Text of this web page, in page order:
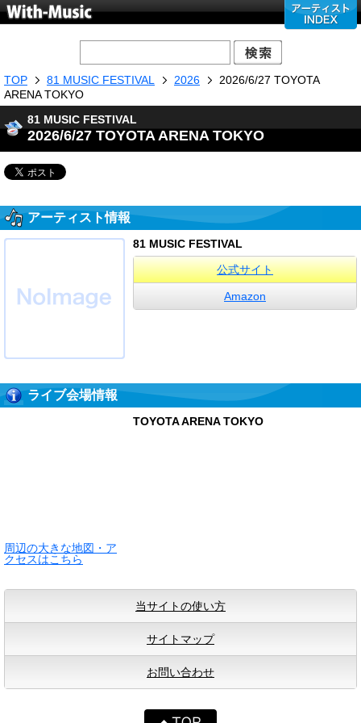
TOP 81 MUSIC FESTIVAL 2026
2026/6/27 TOYOTA
ARENA TOKYO
81 MUSIC FESTIVAL
2026/6/27 TOYOTA ARENA TOKYO
アーティスト情報
81 MUSIC FESTIVAL
公式サイト
Amazon
ライブ会場情報
周辺の大きな地図・ア
クセスはこちら
TOYOTA ARENA TOKYO
当サイトの使い方
サイトマップ
お問い合わせ